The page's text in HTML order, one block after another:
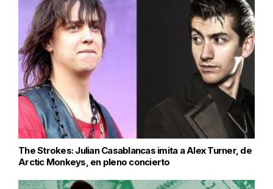
The Strokes: Julian Casablancas imita a Alex Turner, de
Arctic Monkeys, en pleno concierto